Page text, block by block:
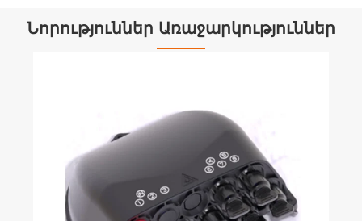
Նորություններ Առաջարկություններ